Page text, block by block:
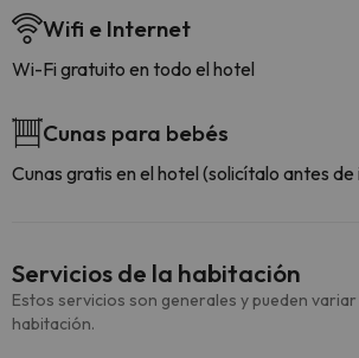
Wifi e Internet
Wi-Fi gratuito en todo el hotel
Cunas para bebés
Cunas gratis en el hotel (solicítalo antes
Servicios de la habitación
Estos servicios son generales y pueden
habitación.